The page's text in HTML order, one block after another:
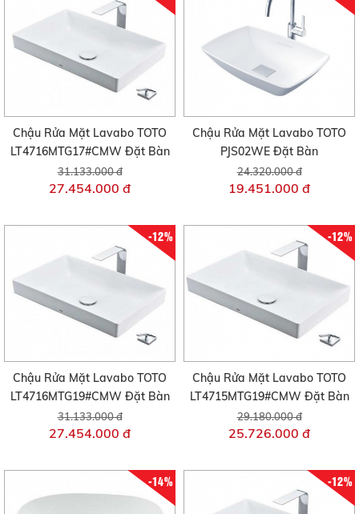
Chậu Rửa Mặt Lavabo TOTO
LT4716MTG17#CMW Đặt Bàn
31.133.000 đ
27.454.000 đ
Chậu Rửa Mặt Lavabo TOTO
PJS02WE Đặt Bàn
24.320.000 đ
19.451.000 đ
-12%
Chậu Rửa Mặt Lavabo TOTO
LT4716MTG19#CMW Đặt Bàn
31.133.000 đ
27.454.000 đ
-12%
Chậu Rửa Mặt Lavabo TOTO
LT4715MTG19#CMW Đặt Bàn
29.180.000 đ
25.726.000 đ
-14% -12%